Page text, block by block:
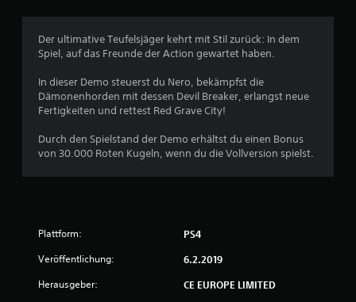
5
0
B
Der ultimative Teufelsjäger kehrt mit Stil zurück: In dem
Spiel, auf das Freunde der Action gewartet haben.
In dieser Demo steuerst du Nero, bekämpfst die
Dämonenhorden mit dessen Devil Breaker, erlangst neue
Fertigkeiten und rettest Red Grave City!
Durch den Spielstand der Demo erhältst du einen Bonus
von 30.000 Roten Kugeln, wenn du die Vollversion spielst.
Plattform: PS4
Veröffentlichung: 6.2.2019
Herausgeber: CE EUROPE LIMITED